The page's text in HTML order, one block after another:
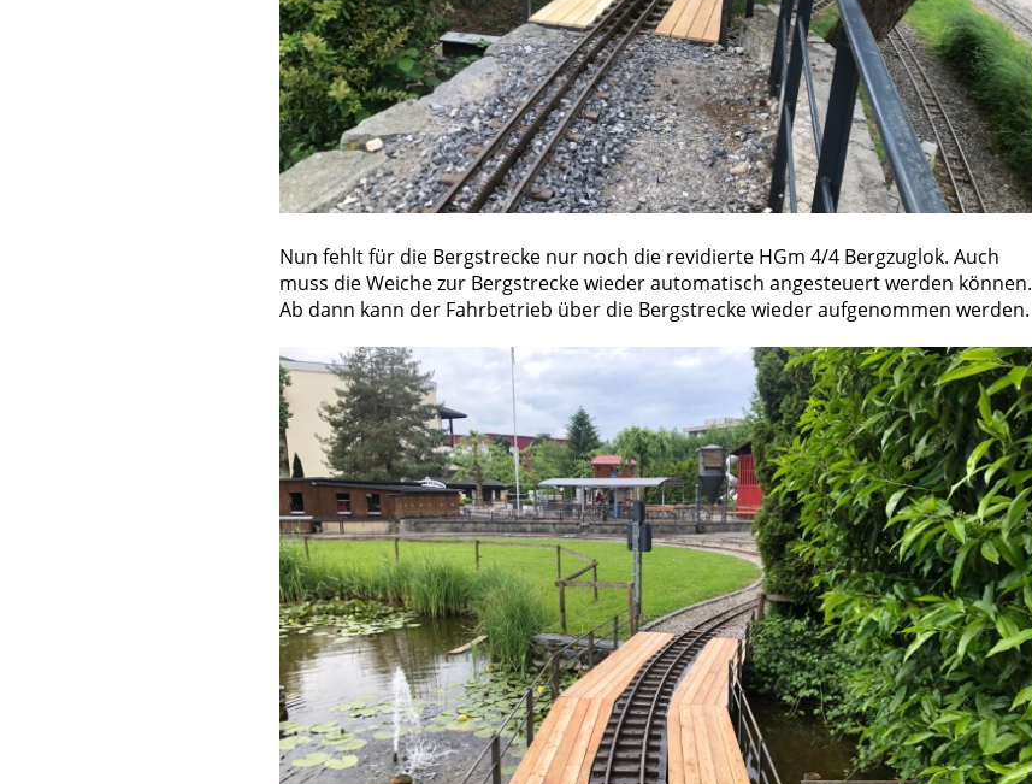
Nun fehlt für die Bergstrecke nur noch die revidierte HGm 4/4 Bergzuglok. Auch
muss die Weiche zur Bergstrecke wieder automatisch angesteuert werden können.
Ab dann kann der Fahrbetrieb über die Bergstrecke wieder aufgenommen werden.